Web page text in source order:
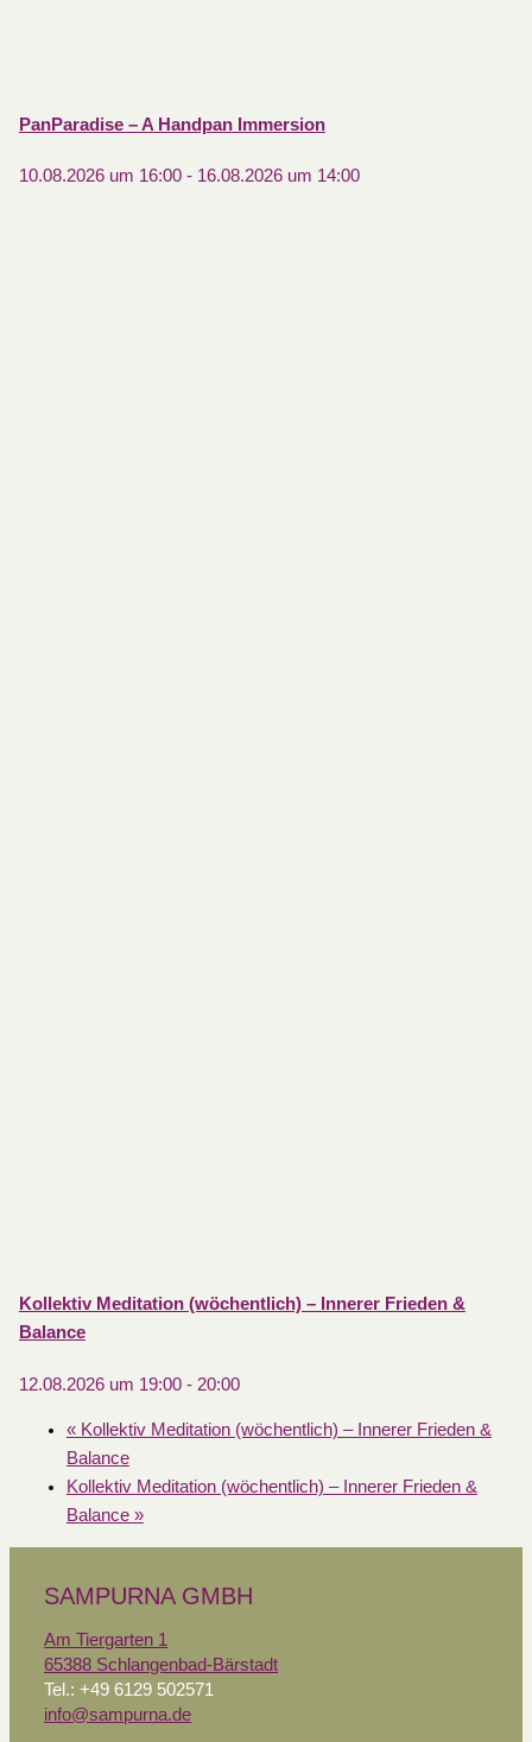
PanParadise – A Handpan Immersion
10.08.2026 um 16:00- 16.08.2026 um 14:00
Kollektiv Meditation (wöchentlich) – Innerer Frieden &
Balance
12.08.2026 um 19:00- 20:00
«Kollektiv Meditation (wöchentlich) – Innerer Frieden &
Balance
Kollektiv Meditation (wöchentlich) – Innerer Frieden &
Balance »
SAMPURNA GMBH
Am Tiergarten 1
65388 Schlangenbad-Bärstadt
Tel.: +49 6129 502571
info@sampurna.de